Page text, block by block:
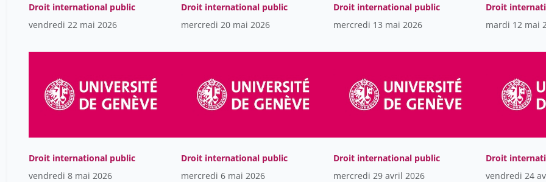
Droit international public
vendredi 22 mai 2026
Droit international public
mercredi 20 mai 2026
Droit international public
mercredi 13 mai 2026
Droit
mardi 12 mai
Droit international public
vendredi 8 mai 2026
Droit international public
mercredi 6 mai 2026
Droit international public
mercredi 29 avril 2026
Droit
vendredi 24